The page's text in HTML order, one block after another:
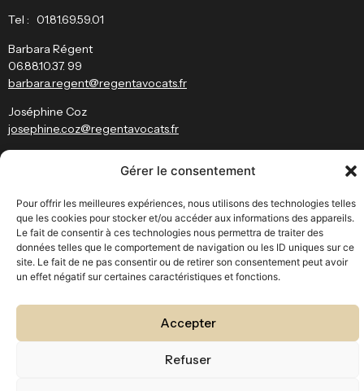
Gérer le consentement
Pour offrir les meilleures expériences, nous utilisons des technologies telles
que les cookies pour stocker et/ou accéder aux informations des appareils.
Le fait de consentir à ces technologies nous permettra de traiter des
données telles que le comportement de navigation ou les ID uniques sur ce
site. Le fait de ne pas consentir ou de retirer son consentement peut avoir
un effet négatif sur certaines caractéristiques et fonctions.
Accepter
Refuser
Tel : 01.81.69.59.01
Barbara Régent
06.88.10.37. 99
barbara.regent@regentavocats.fr
Joséphine Coz
josephine.coz@regentavocats.fr
Restez informé
J’ai bien pris connaissance des conditions d’utilisation du site et de
lapolitique des données personnelles.
© Regent Avocat – Tous droits réservés Fait avec parVatiLab